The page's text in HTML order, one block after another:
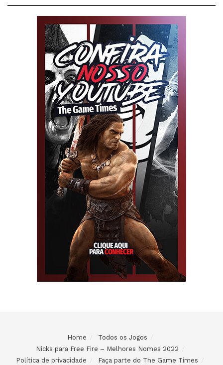
Home
Todos os Jogos
Nicks para Free Fire – Melhores Nomes 2022
Política de privacidade
Faça parte do The Game Times